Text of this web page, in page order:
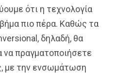
ότι η τεχνολογία
πιο πέρα. Καθώς τα
δηλαδή, θα
να πραγματοποιήσετε
με την ενσωμάτωση